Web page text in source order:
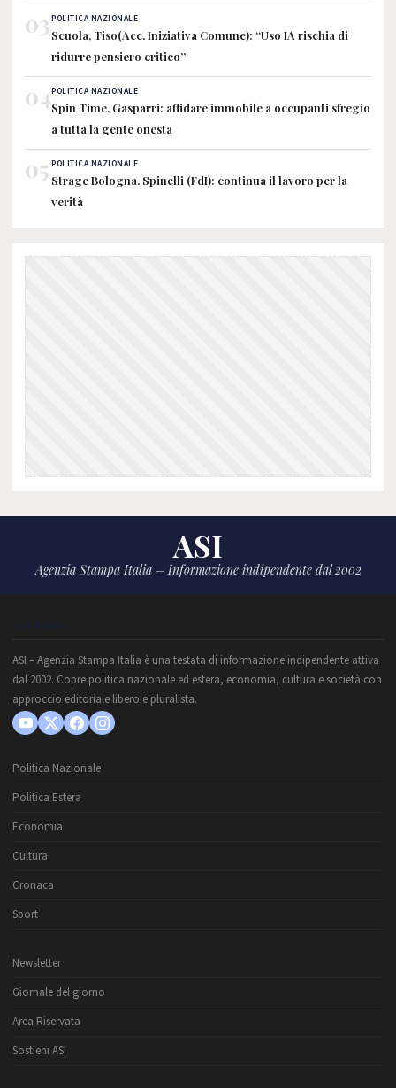
03POLITICA NAZIONALE
Scuola, Tiso(Acc. Iniziativa Comune): “Uso IA rischia di
ridurre pensiero critico”
04POLITICA NAZIONALE
Spin Time, Gasparri: affidare immobile a occupanti sfregio
a tutta la gente onesta
05 POLITICA NAZIONALE
Strage Bologna. Spinelli (FdI): continua il lavoro per la
verità
ASI
Agenzia Stampa Italia – Informazione indipendente dal 2002
CHI SIAMO
ASI – Agenzia Stampa Italia è una testata di informazione indipendente attiva
dal 2002. Copre politica nazionale ed estera, economia, cultura e società con
approccio editoriale libero e pluralista.
Politica Nazionale
Politica Estera
Economia
Cultura
Cronaca
Sport
Newsletter
Giornale del giorno
Area Riservata
Sostieni ASI